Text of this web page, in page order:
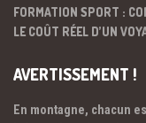
FORMATION SPORT :
LE COÛT RÉEL D’UN
AVERTISSEMENT !
En montagne, chacun